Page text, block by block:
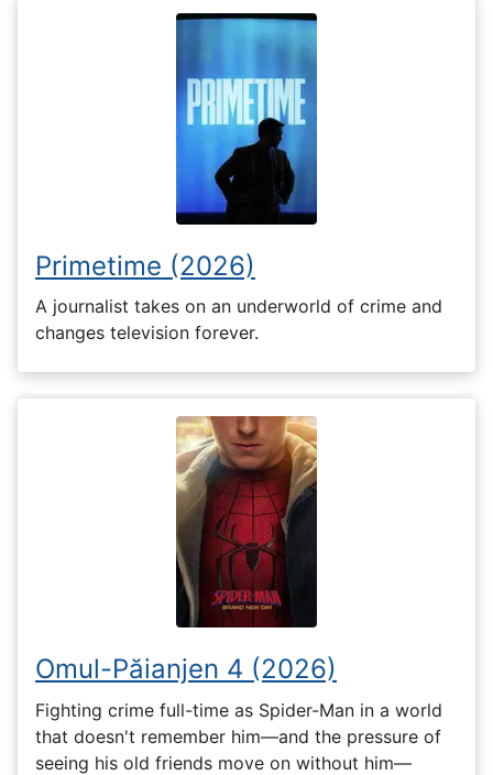
Primetime (2026)
A journalist takes on an underworld of crime and
changes television forever.
Omul-Păianjen 4 (2026)
Fighting crime full-time as Spider-Man in a world
that doesn't remember him—and the pressure of
seeing his old friends move on without him—